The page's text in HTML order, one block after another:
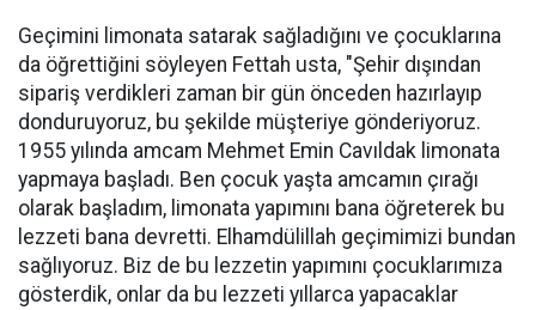
Geçimini limonata satarak sağladığını ve çocuklarına
da öğrettiğini söyleyen Fettah usta, "Şehir dışından
sipariş verdikleri zaman bir gün önceden hazırlayıp
donduruyoruz, bu şekilde müşteriye gönderiyoruz.
1955 yılında amcam Mehmet Emin Cavıldak limonata
yapmaya başladı. Ben çocuk yaşta amcamın çırağı
olarak başladım, limonata yapımını bana öğreterek bu
lezzeti bana devretti. Elhamdülillah geçimimizi bundan
sağlıyoruz. Biz de bu lezzetin yapımını çocuklarımıza
gösterdik, onlar da bu lezzeti yıllarca yapacaklar